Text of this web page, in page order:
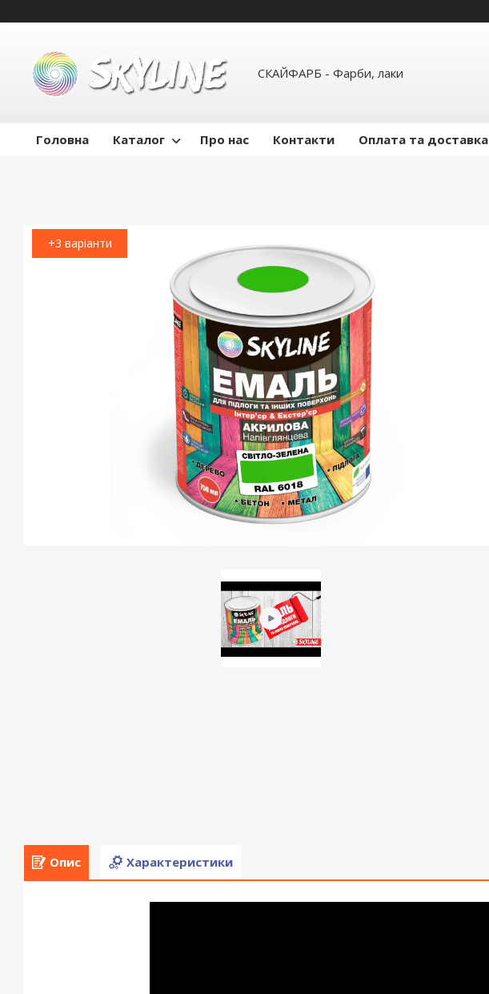
СКАЙФАРБ - Фарби, лаки
Головна Каталог Про нас Контакти Оплата та доставка
+3 варіанти
Опис Характеристики